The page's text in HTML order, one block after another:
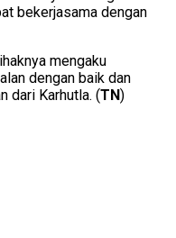
bekerjasama dengan
mengaku
dengan baik dan
dari Karhutla. (TN)